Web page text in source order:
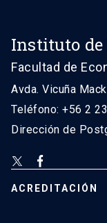
Instituto de
Facultad de
Avda. Vicuña
Teléfono: +56 2
Dirección de
ACREDITACIÓN